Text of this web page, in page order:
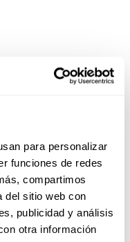
para personalizar
funciones de redes
compartimos
del sitio web con
publicidad y análisis
otra información